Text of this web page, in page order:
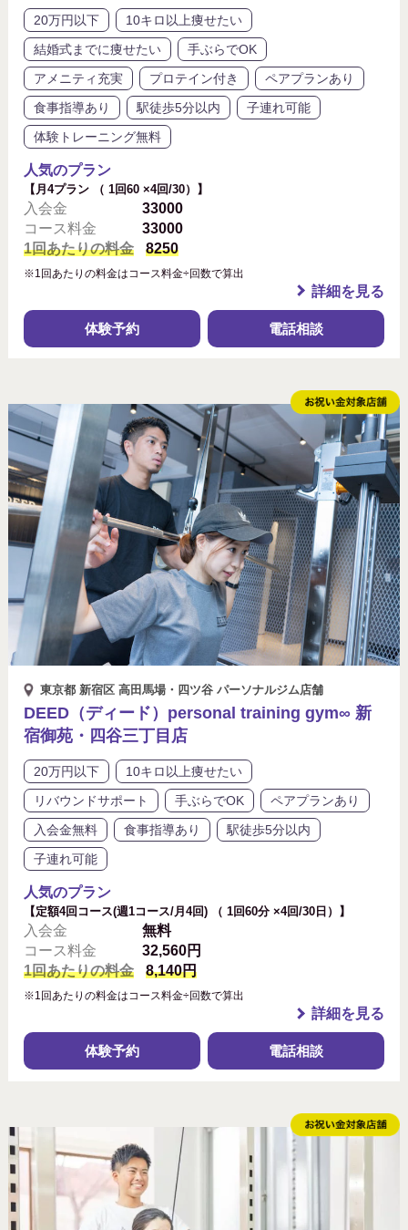
20万円以下
10キロ以上痩せたい
結婚式までに痩せたい
手ぶらでOK
アメニティ充実
プロテイン付き
ペアプランあり
食事指導あり
駅徒歩5分以内
子連れ可能
体験トレーニング無料
人気のプラン
【月4プラン （ 1回60 ×4回/30）】
入会金
33000
コース料金
33000
1回あたりの料金
8250
※1回あたりの料金はコース料金÷回数で算出
詳細を見る
体験予約 電話相談
東京都 新宿区 高田馬場・四ツ谷 パーソナルジム店舗
DEED（ディード）personal training gym∞ 新
宿御苑・四谷三丁目店
20万円以下
10キロ以上痩せたい
リバウンドサポート
手ぶらでOK
ペアプランあり
入会金無料
食事指導あり
駅徒歩5分以内
子連れ可能
人気のプラン
【定額4回コース(週1コース/月4回) （ 1回60分 ×4回/30日）】
入会金
無料
コース料金
32,560円
1回あたりの料金
8,140円
※1回あたりの料金はコース料金÷回数で算出
詳細を見る
体験予約 電話相談